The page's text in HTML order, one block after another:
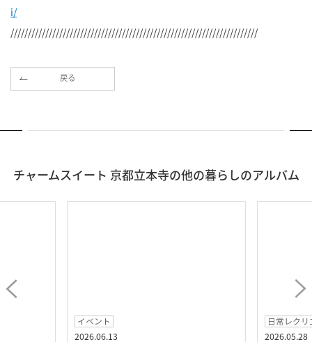
i/
///////////////////////////////////////////////////////////////////////
戻る
チャームスイート 京都立本寺の他の暮らしのアルバム
イベント
2026.06.13
日常レク
2026.05.28